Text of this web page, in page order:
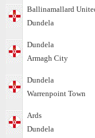
Ballinamallard
Dundela
Dundela
Armagh City
Dundela
Warrenpoint Town
Ards
Dundela